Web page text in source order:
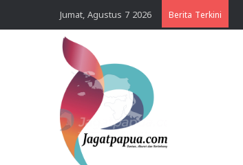
Jumat, Agustus 7 2026 Berita Terkini